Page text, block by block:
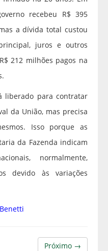
recebeu R$ 395
a dívida total custou
juros e outros
212 milhões pagos na
liberado para contratar
da União, mas precisa
Isso porque as
da Fazenda indicam
normalmente,
devido às variações
Próximo →